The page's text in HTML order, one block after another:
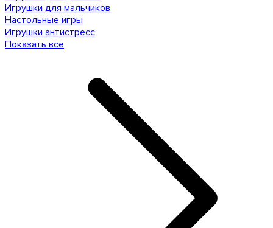
Игрушки для мальчиков
Настольные игры
Игрушки антистресс
Показать все